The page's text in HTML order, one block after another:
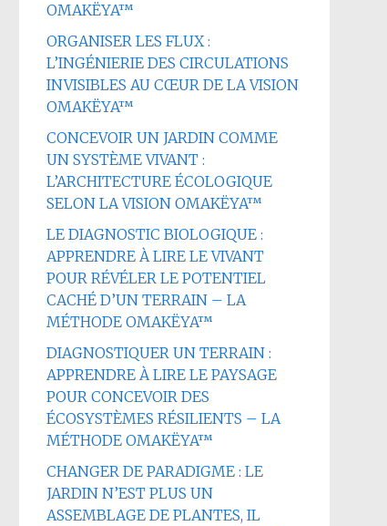
OMAKËYA™
ORGANISER LES FLUX :
L’INGÉNIERIE DES CIRCULATIONS
INVISIBLES AU CŒUR DE LA VISION
OMAKËYA™
CONCEVOIR UN JARDIN COMME
UN SYSTÈME VIVANT :
L’ARCHITECTURE ÉCOLOGIQUE
SELON LA VISION OMAKËYA™
LE DIAGNOSTIC BIOLOGIQUE :
APPRENDRE À LIRE LE VIVANT
POUR RÉVÉLER LE POTENTIEL
CACHÉ D’UN TERRAIN – LA
MÉTHODE OMAKËYA™
DIAGNOSTIQUER UN TERRAIN :
APPRENDRE À LIRE LE PAYSAGE
POUR CONCEVOIR DES
ÉCOSYSTÈMES RÉSILIENTS – LA
MÉTHODE OMAKËYA™
CHANGER DE PARADIGME : LE
JARDIN N’EST PLUS UN
ASSEMBLAGE DE PLANTES, IL